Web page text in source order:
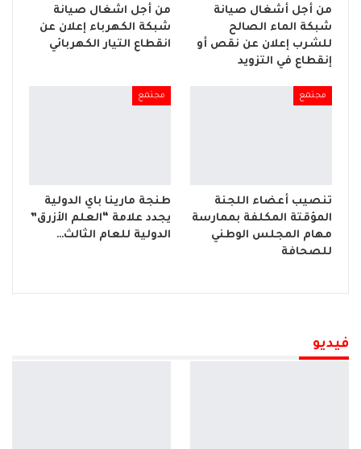
من أجل أشغال صيانة
شبكة الماء الصالح
للشرب إعلان عن نقص أو
إنقطاع في التزويد
من أجل اشغال صيانة
شبكة الكهرباء إعلان عن
انقطاع التيار الكهربائي
مجتمع
تنصيب أعضاء اللجنة
المؤقتة المكلفة بممارسة
مهام المجلس الوطني
للصحافة
مجتمع
طنجة مارينا باي الدولية
يجدد علامة “العلم الأزرق”
الدولية للعام الثالث…
فيديو